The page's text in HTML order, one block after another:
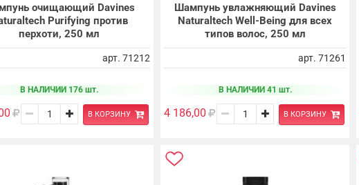
очищающий Davines
Purifying против
перхоти, 250 мл
арт. 71212
В НАЛИЧИИ 176 шт.
В КОРЗИНУ
Шампунь увлажняющий Davines
Naturaltech Well-Being для всех
типов волос, 250 мл
арт. 71261
В НАЛИЧИИ 41 шт.
4 186,00 В КОРЗИНУ